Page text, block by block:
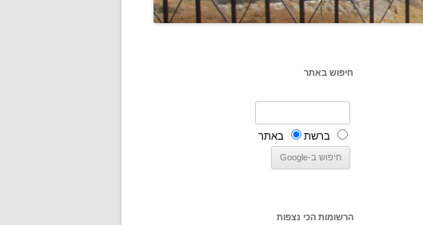
חיפוש באתר
ברשת באתר
הרשומות הכי נצפות